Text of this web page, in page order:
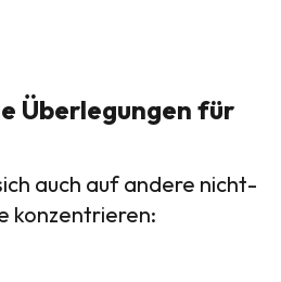
Überlegungen für
auch auf andere nicht-
konzentrieren: